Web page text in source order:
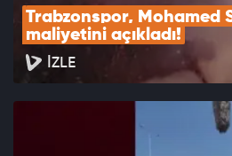
Trabzonspor, Mohamed
maliyetini açıkladı!
İZLE